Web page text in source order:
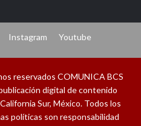
Instagram Youtube
reservados COMUNICA BCS
digital de contenido
Sur, México. Todos los
políticas son responsabilidad